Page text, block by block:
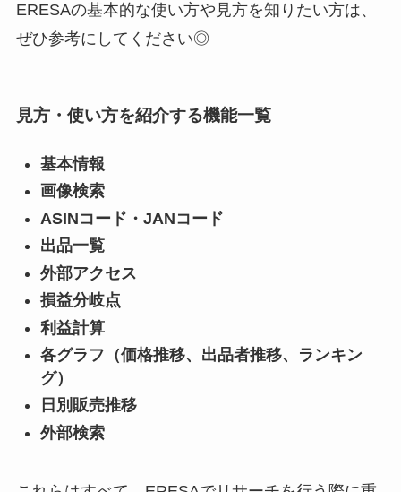
ERESAの基本的な使い方や見方を知りたい方は、
ぜひ参考にしてください◎
見方・使い方を紹介する機能一覧
基本情報
画像検索
ASINコード・JANコード
出品一覧
外部アクセス
損益分岐点
利益計算
各グラフ（価格推移、出品者推移、ランキン
グ）
日別販売推移
外部検索